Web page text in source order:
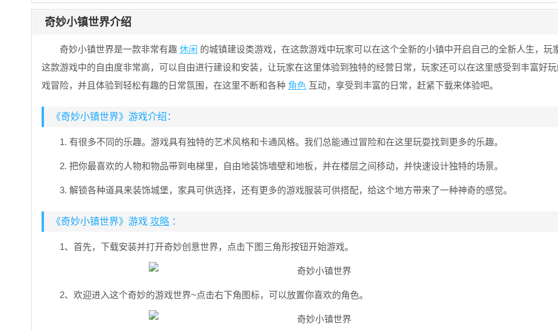
奇妙小镇世界介绍
奇妙小镇世界是一款非常有趣 休闲 的城镇建设类游戏，在这款游戏中玩家可以在这个全新的小镇中开启自己的全新人生，玩
这款游戏中的自由度非常高，可以自由进行建设和安装，让玩家在这里体验到独特的经营日常，玩家还可以在这里感受到丰富好
戏冒险，并且体验到轻松有趣的日常氛围，在这里不断和各种 角色 互动，享受到丰富的日常，赶紧下载来体验吧。
《奇妙小镇世界》游戏介绍：
1. 有很多不同的乐趣。游戏具有独特的艺术风格和卡通风格。我们总能通过冒险和在这里玩耍找到更多的乐趣。
2. 把你最喜欢的人物和物品带到电梯里，自由地装饰墙壁和地板，并在楼层之间移动，并快速设计独特的场景。
3. 解锁各种道具来装饰城堡，家具可供选择，还有更多的游戏服装可供搭配，给这个地方带来了一种神奇的感觉。
《奇妙小镇世界》游戏 攻略 ：
1、首先，下载安装并打开奇妙创意世界，点击下图三角形按钮开始游戏。
2、欢迎进入这个奇妙的游戏世界~点击右下角图标，可以放置你喜欢的角色。